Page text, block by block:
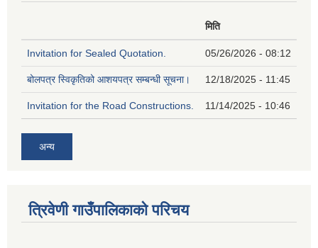
मिति
Invitation for Sealed Quotation. 05/26/2026 - 08:12
बोलपत्र स्विकृतिको आशयपत्र सम्बन्धी सूचना। 12/18/2025 - 11:45
Invitation for the Road Constructions. 11/14/2025 - 10:46
अन्य
त्रिवेणी गाउँपालिकाको परिचय